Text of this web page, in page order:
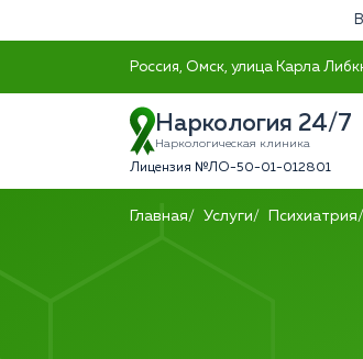
Россия, Омск, улица Карла
Наркология 24/7
Наркологическая клиника
Лицензия №ЛО-50-01-012801
Главная Услуги Психиатрия